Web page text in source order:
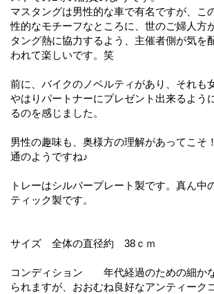
マスタングは男性的な車で有名ですが、こ
性的なモチーフなところに、世のご婦人方
タング熱に協力するよう、主催者側が気を
われて楽しいです。笑
前に、バイクのノベルティがあり、それも
やはりパートナーにプレゼント出来るよう
るのを感じました。
男性の趣味も、奥様方の理解があってこそ
通のようですね♪
トレーはシルバープレート製です。真ん中
ティック製です。
サイズ 全体の直径約 38ｃｍ
コンディション 年代経過のための細か
られますが、おおむね良好なアンティーク